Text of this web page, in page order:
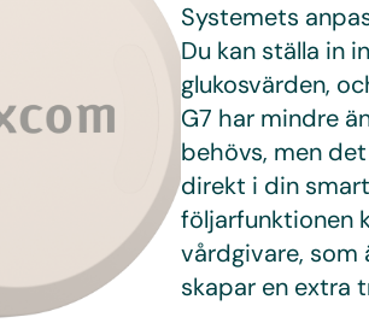
Systemets
Du kan ställa in
glukosvärden,
G7 har mindre
behövs, men
direkt i din
följarfunktionen
vårdgivare, som
skapar en extra